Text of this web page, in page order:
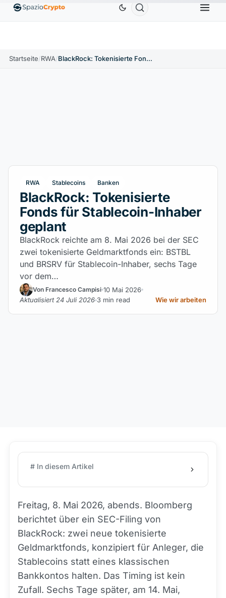
EthereumETH1.880,58 $ Tether USDT0,9991 $ BNBBNB
Startseite/RWA/ BlackRock: Tokenisierte Fonds für Stablecoin-Inhaber geplant
RWA Stablecoins Banken
BlackRock: Tokenisierte
Fonds für Stablecoin-Inhaber
geplant
BlackRock reichte am 8. Mai 2026 bei der SEC
zwei tokenisierte Geldmarktfonds ein: BSTBL
und BRSRV für Stablecoin-Inhaber, sechs Tage
vor dem…
Von Francesco Campisi 10 Mai 2026
Aktualisiert 24 Juli 2026 3 min read Wie wir arbeiten
# In diesem Artikel
Freitag, 8. Mai 2026, abends. Bloomberg
berichtet über ein SEC-Filing von
BlackRock: zwei neue tokenisierte
Geldmarktfonds, konzipiert für Anleger, die
Stablecoins statt eines klassischen
Bankkontos halten. Das Timing ist kein
Zufall. Sechs Tage später, am 14. Mai,